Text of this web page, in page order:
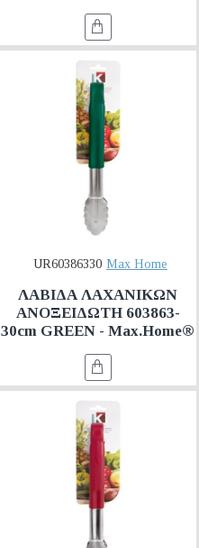
UR60386330 Max Home
ΛΑΒΙΔΑ ΛΑΧΑΝΙΚΩΝ
ΑΝΟΞΕΙΔΩΤΗ 603863-
30cm GREEN - Max.Home®